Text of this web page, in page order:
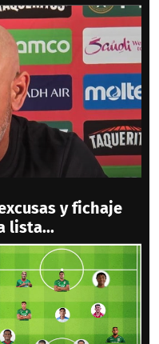
y fichaje
lista...